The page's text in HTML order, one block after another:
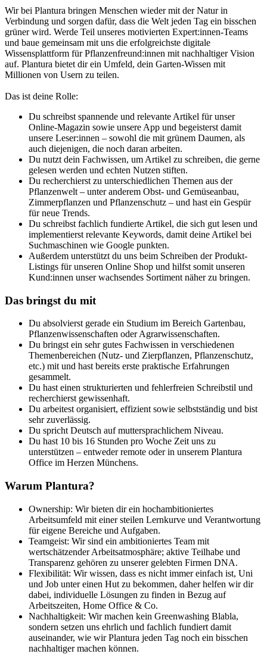
Wir bei Plantura bringen Menschen wieder mit der Natur in
Verbindung und sorgen dafür, dass die Welt jeden Tag ein bisschen
grüner wird. Werde Teil unseres motivierten Expert:innen-Teams
und baue gemeinsam mit uns die erfolgreichste digitale
Wissensplattform für Pflanzenfreund:innen mit nachhaltiger Vision
auf. Plantura bietet dir ein Umfeld, dein Garten-Wissen mit
Millionen von Usern zu teilen.
Das ist deine Rolle:
Du schreibst spannende und relevante Artikel für unser
Online-Magazin sowie unsere App und begeisterst damit
unsere Leser:innen – sowohl die mit grünem Daumen, als
auch diejenigen, die noch daran arbeiten.
Du nutzt dein Fachwissen, um Artikel zu schreiben, die gerne
gelesen werden und echten Nutzen stiften.
Du recherchierst zu unterschiedlichen Themen aus der
Pflanzenwelt – unter anderem Obst- und Gemüseanbau,
Zimmerpflanzen und Pflanzenschutz – und hast ein Gespür
für neue Trends.
Du schreibst fachlich fundierte Artikel, die sich gut lesen und
implementierst relevante Keywords, damit deine Artikel bei
Suchmaschinen wie Google punkten.
Außerdem unterstützt du uns beim Schreiben der Produkt-
Listings für unseren Online Shop und hilfst somit unseren
Kund:innen unser wachsendes Sortiment näher zu bringen.
Das bringst du mit
Du absolvierst gerade ein Studium im Bereich Gartenbau,
Pflanzenwissenschaften oder Agrarwissenschaften.
Du bringst ein sehr gutes Fachwissen in verschiedenen
Themenbereichen (Nutz- und Zierpflanzen, Pflanzenschutz,
etc.) mit und hast bereits erste praktische Erfahrungen
gesammelt.
Du hast einen strukturierten und fehlerfreien Schreibstil und
recherchierst gewissenhaft.
Du arbeitest organisiert, effizient sowie selbstständig und bist
sehr zuverlässig.
Du spricht Deutsch auf muttersprachlichem Niveau.
Du hast 10 bis 16 Stunden pro Woche Zeit uns zu
unterstützen – entweder remote oder in unserem Plantura
Office im Herzen Münchens.
Warum Plantura?
Ownership: Wir bieten dir ein hochambitioniertes
Arbeitsumfeld mit einer steilen Lernkurve und Verantwortung
für eigene Bereiche und Aufgaben.
Teamgeist: Wir sind ein ambitioniertes Team mit
wertschätzender Arbeitsatmosphäre; aktive Teilhabe und
Transparenz gehören zu unserer gelebten Firmen DNA.
Flexibilität: Wir wissen, dass es nicht immer einfach ist, Uni
und Job unter einen Hut zu bekommen, daher helfen wir dir
dabei, individuelle Lösungen zu finden in Bezug auf
Arbeitszeiten, Home Office & Co.
Nachhaltigkeit: Wir machen kein Greenwashing Blabla,
sondern setzen uns ehrlich und fachlich fundiert damit
auseinander, wie wir Plantura jeden Tag noch ein bisschen
nachhaltiger machen können.